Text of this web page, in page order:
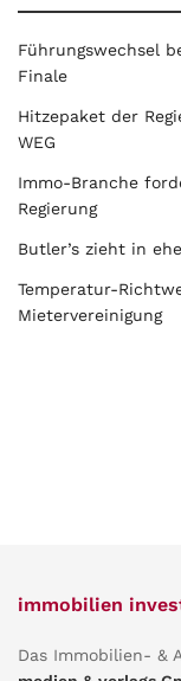
Führungswechsel
Finale
Hitzepaket der
WEG
Immo-Branche
Regierung
Butler’s zieht in
Temperatur-
Mietervereinigung
immobilien
Das Immobilien- &